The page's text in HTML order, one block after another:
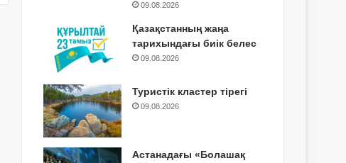
09.08.2026
Қазақстанның жаңа
тарихындағы биік белес
09.08.2026
Туристік кластер тірегі
09.08.2026
Астанадағы «Болашақ